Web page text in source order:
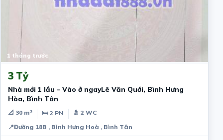
1 tháng trước
3 Tỷ
Nhà mới 1 lầu – Vào ở ngayLê Văn Quới, Bình Hưng
Hòa, Bình Tân
📐 30 m² 🛏 2 PN
🚿 2 WC
📍Đường 18B , Bình Hưng Hoà , Bình Tân